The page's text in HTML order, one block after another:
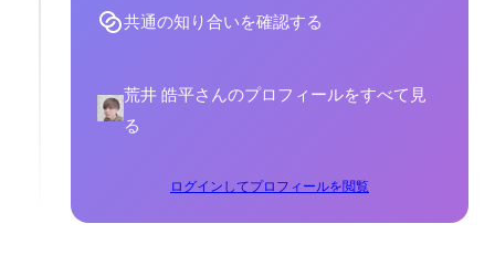
共通の知り合いを確認する
荒井 皓平さんのプロフィールをすべて見
る
ログインしてプロフィールを閲覧